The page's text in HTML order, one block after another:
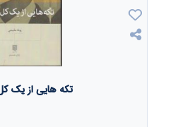
تکه هایی از یک